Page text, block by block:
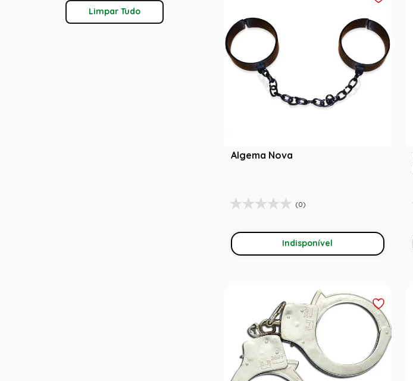
Limpar Tudo
Algema Nova
(0)
Indisponível